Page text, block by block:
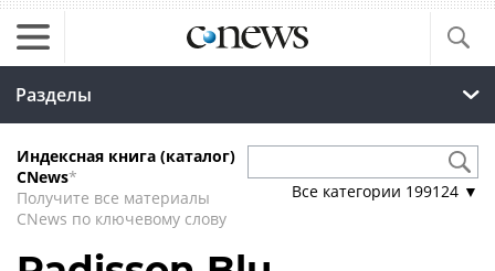
Разделы
Индексная книга (каталог)
CNews*
Получите все материалы
CNews по ключевому слову
Все категории 199124 ▼